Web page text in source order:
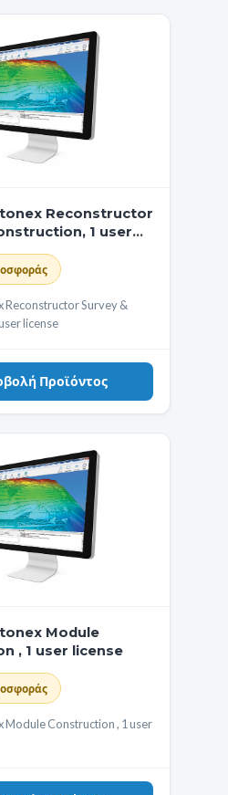
Reconstructor
1 user
Reconstructor Survey &
license
Προϊόντος
Module
, 1 user license
Module Construction , 1 user